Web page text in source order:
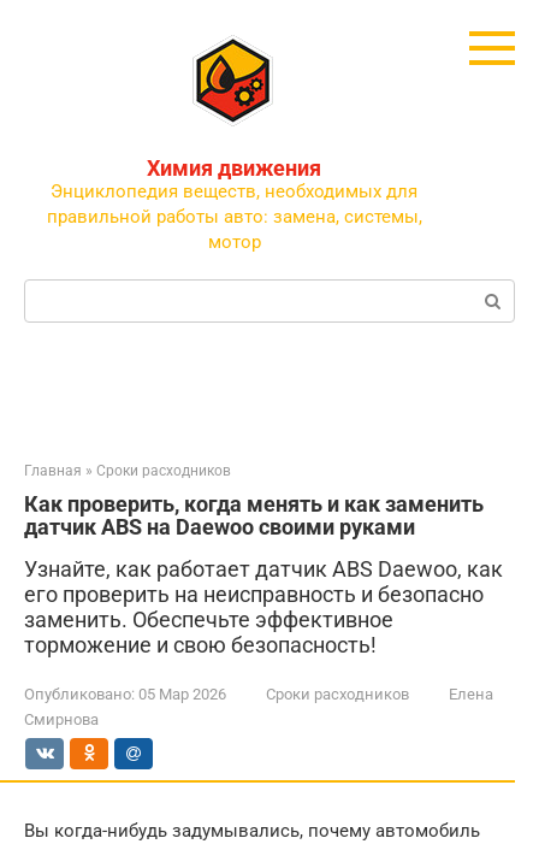
Химия движения
Энциклопедия веществ, необходимых для
правильной работы авто: замена, системы,
мотор
Поиск:
Главная » Сроки расходников
Как проверить, когда менять и как заменить
датчик ABS на Daewoo своими руками
Узнайте, как работает датчик ABS Daewoo, как
его проверить на неисправность и безопасно
заменить. Обеспечьте эффективное
торможение и свою безопасность!
Опубликовано: 05 Мар 2026 Сроки расходников
Елена
Смирнова
Вы когда-нибудь задумывались, почему автомобиль